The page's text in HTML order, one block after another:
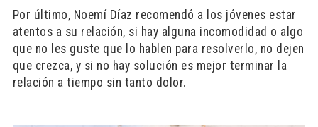
Por último, Noemí Díaz recomendó a los jóvenes estar
atentos a su relación, si hay alguna incomodidad o algo
que no les guste que lo hablen para resolverlo, no dejen
que crezca, y si no hay solución es mejor terminar la
relación a tiempo sin tanto dolor.